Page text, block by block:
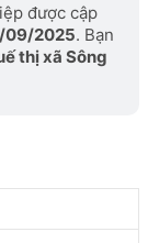
được cập
09/2025. Bạn
thị xã Sông